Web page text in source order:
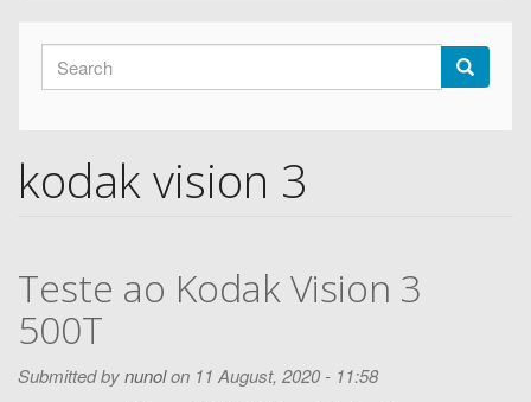
Search
form
kodak vision 3
Teste ao Kodak Vision 3
500T
Submitted bynunolon 11 August, 2020 - 11:58